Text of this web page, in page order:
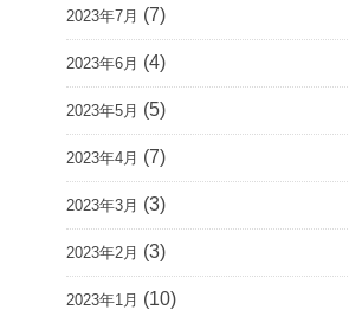
2023年7月 (7)
2023年6月 (4)
2023年5月 (5)
2023年4月 (7)
2023年3月 (3)
2023年2月 (3)
2023年1月 (10)